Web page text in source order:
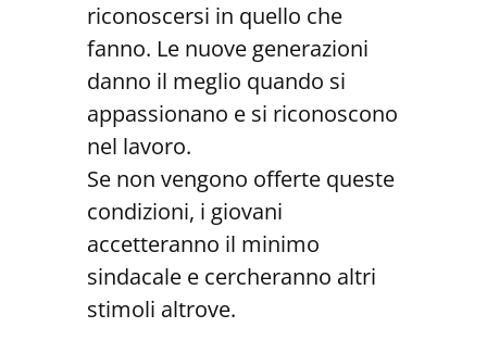
riconoscersi in quello che
fanno. Le nuove generazioni
danno il meglio quando si
appassionano e si riconoscono
nel lavoro.
Se non vengono offerte queste
condizioni, i giovani
accetteranno il minimo
sindacale e cercheranno altri
stimoli altrove.